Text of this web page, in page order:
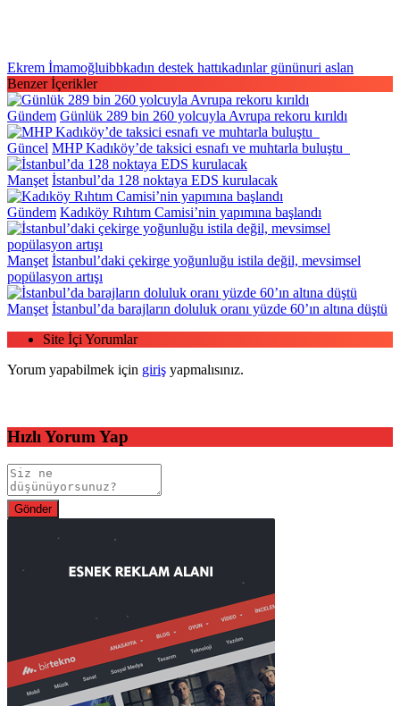
Ekrem İmamoğluibbkadın destek hattıkadınlar gününuri aslan
Benzer İçerikler
Gündem Günlük 289 bin 260 yolcuyla Avrupa rekoru kırıldı
Güncel MHP Kadıköy’de taksici esnafı ve muhtarla buluştu
Manşet İstanbul’da 128 noktaya EDS kurulacak
Gündem Kadıköy Rıhtım Camisi’nin yapımına başlandı
Manşet İstanbul’daki çekirge yoğunluğu istila değil, mevsimsel
popülasyon artışı
Manşet İstanbul’da barajların doluluk oranı yüzde 60’ın altına düştü
Site İçi Yorumlar
Yorum yapabilmek için giriş yapmalısınız.
Hızlı Yorum Yap